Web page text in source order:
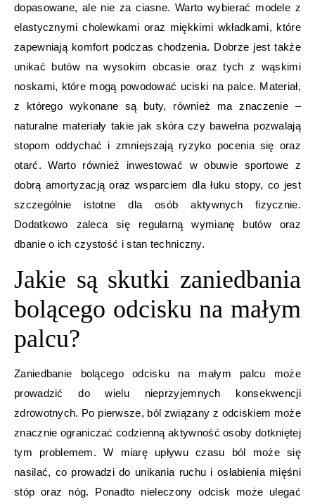
dopasowane, ale nie za ciasne. Warto wybierać modele z
elastycznymi cholewkami oraz miękkimi wkładkami, które
zapewniają komfort podczas chodzenia. Dobrze jest także
unikać butów na wysokim obcasie oraz tych z wąskimi
noskami, które mogą powodować uciski na palce. Materiał,
z którego wykonane są buty, również ma znaczenie –
naturalne materiały takie jak skóra czy bawełna pozwalają
stopom oddychać i zmniejszają ryzyko pocenia się oraz
otarć. Warto również inwestować w obuwie sportowe z
dobrą amortyzacją oraz wsparciem dla łuku stopy, co jest
szczególnie istotne dla osób aktywnych fizycznie.
Dodatkowo zaleca się regularną wymianę butów oraz
dbanie o ich czystość i stan techniczny.
Jakie są skutki zaniedbania
bolącego odcisku na małym
palcu?
Zaniedbanie bolącego odcisku na małym palcu może
prowadzić do wielu nieprzyjemnych konsekwencji
zdrowotnych. Po pierwsze, ból związany z odciskiem może
znacznie ograniczać codzienną aktywność osoby dotkniętej
tym problemem. W miarę upływu czasu ból może się
nasilać, co prowadzi do unikania ruchu i osłabienia mięśni
stóp oraz nóg. Ponadto nieleczony odcisk może ulegać